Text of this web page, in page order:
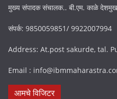
मुख्य संपादक संचालक.. बी.एम. काळे देशमुख
संपर्क: 9850059851/ 9922007994
Address: At.post sakurde, tal.
Email :
आमचे विजिटर